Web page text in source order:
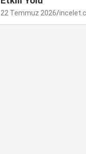
22 Temmuz 2026